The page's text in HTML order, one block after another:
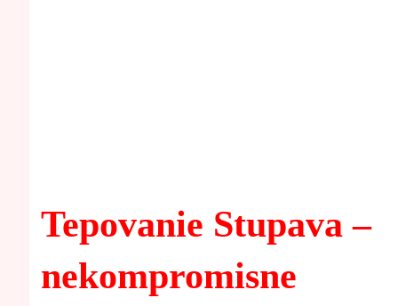
Tepovanie Stupava –
nekompromisne